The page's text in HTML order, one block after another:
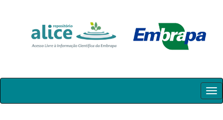
Skip